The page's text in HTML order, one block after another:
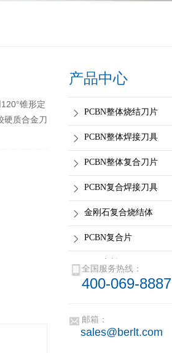
锥形定
硬质合金刀
产品中心
PCBN整体烧结刀片
PCBN整体焊接刀具
PCBN整体复合刀片
PCBN复合焊接刀具
金刚石复合烧结体
PCBN复合片
CBN磨料
六方氮化硼
全国服务热线：
400-069-8887
邮箱：
sales@berlt.com